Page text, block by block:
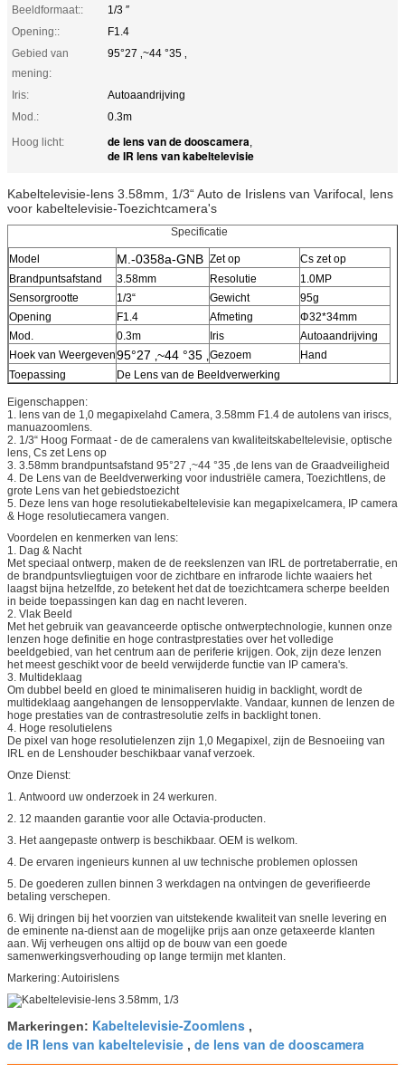
Beeldformaat::
1/3 ″
Opening::
F1.4
Gebied van
mening:
95°27 ‚~44 °35 ‚
Iris:
Autoaandrijving
Mod.:
0.3m
Hoog licht:
de lens van de dooscamera,
de IR lens van kabeltelevisie
Kabeltelevisie-lens 3.58mm, 1/3“ Auto de Irislens van Varifocal, lens
voor kabeltelevisie-Toezichtcamera's
Specificatie
Model M.-0358a-GNB Zet op
Cs zet op
Brandpuntsafstand
3.58mm Resolutie
1.0MP
Sensorgrootte
1/3“ Gewicht
95g
Opening
F1.4 Afmeting
Φ32*34mm
Mod.
0.3m Iris
Autoaandrijving
Hoek van Weergeven95°27 ‚~44 °35 ‚ Gezoem
Hand
Toepassing
De Lens van de Beeldverwerking
Eigenschappen:
1. lens van de 1,0 megapixelahd Camera, 3.58mm F1.4 de autolens van iriscs,
manuazoomlens.
2. 1/3“ Hoog Formaat - de de cameralens van kwaliteitskabeltelevisie, optische
lens, Cs zet Lens op
3. 3.58mm brandpuntsafstand 95°27 ‚~44 °35 ‚de lens van de Graadveiligheid
4. De Lens van de Beeldverwerking voor industriële camera, Toezichtlens, de
grote Lens van het gebiedstoezicht
5. Deze lens van hoge resolutiekabeltelevisie kan megapixelcamera, IP camera
& Hoge resolutiecamera vangen.
Voordelen en kenmerken van lens:
1. Dag & Nacht
Met speciaal ontwerp, maken de de reekslenzen van IRL de portretaberratie, en
de brandpuntsvliegtuigen voor de zichtbare en infrarode lichte waaiers het
laagst bijna hetzelfde, zo betekent het dat de toezichtcamera scherpe beelden
in beide toepassingen kan dag en nacht leveren.
2. Vlak Beeld
Met het gebruik van geavanceerde optische ontwerptechnologie, kunnen onze
lenzen hoge definitie en hoge contrastprestaties over het volledige
beeldgebied, van het centrum aan de periferie krijgen. Ook, zijn deze lenzen
het meest geschikt voor de beeld verwijderde functie van IP camera's.
3. Multideklaag
Om dubbel beeld en gloed te minimaliseren huidig in backlight, wordt de
multideklaag aangehangen de lensoppervlakte. Vandaar, kunnen de lenzen de
hoge prestaties van de contrastresolutie zelfs in backlight tonen.
4. Hoge resolutielens
De pixel van hoge resolutielenzen zijn 1,0 Megapixel, zijn de Besnoeiing van
IRL en de Lenshouder beschikbaar vanaf verzoek.
Onze Dienst:
1. Antwoord uw onderzoek in 24 werkuren.
2. 12 maanden garantie voor alle Octavia-producten.
3. Het aangepaste ontwerp is beschikbaar. OEM is welkom.
4. De ervaren ingenieurs kunnen al uw technische problemen oplossen
5. De goederen zullen binnen 3 werkdagen na ontvingen de geverifieerde
betaling verschepen.
6. Wij dringen bij het voorzien van uitstekende kwaliteit van snelle levering en
de eminente na-dienst aan de mogelijke prijs aan onze getaxeerde klanten
aan. Wij verheugen ons altijd op de bouw van een goede
samenwerkingsverhouding op lange termijn met klanten.
Markering: Autoirislens
Markeringen: Kabeltelevisie-Zoomlens ,
de IR lens van kabeltelevisie , de lens van de dooscamera